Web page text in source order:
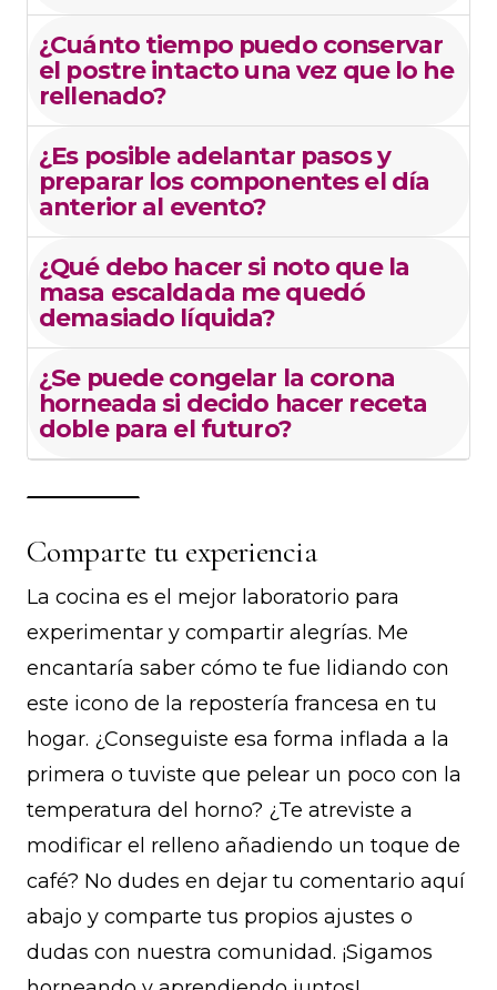
¿Cuánto tiempo puedo conservar
el postre intacto una vez que lo he
rellenado?
¿Es posible adelantar pasos y
preparar los componentes el día
anterior al evento?
¿Qué debo hacer si noto que la
masa escaldada me quedó
demasiado líquida?
¿Se puede congelar la corona
horneada si decido hacer receta
doble para el futuro?
Comparte tu experiencia
La cocina es el mejor laboratorio para
experimentar y compartir alegrías. Me
encantaría saber cómo te fue lidiando con
este icono de la repostería francesa en tu
hogar. ¿Conseguiste esa forma inflada a la
primera o tuviste que pelear un poco con la
temperatura del horno? ¿Te atreviste a
modificar el relleno añadiendo un toque de
café? No dudes en dejar tu comentario aquí
abajo y comparte tus propios ajustes o
dudas con nuestra comunidad. ¡Sigamos